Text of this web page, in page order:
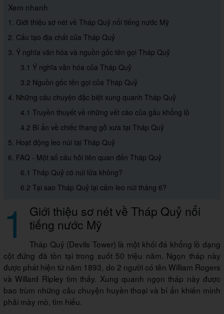
Xem nhanh
1. Giới thiệu sơ nét về Tháp Quỷ nổi tiếng nước Mỹ
2. Cấu tạo địa chất của Tháp Quỷ
3. Ý nghĩa văn hóa và nguồn gốc tên gọi Tháp Quỷ
3.1 Ý nghĩa văn hóa của Tháp Quỷ
3.2 Nguồn gốc tên gọi của Tháp Quỷ
4. Những câu chuyện đặc biệt xung quanh Tháp Quỷ
4.1 Truyền thuyết về những vết cào của gấu khổng lồ
4.2 Bí ẩn về chiếc thang gỗ xưa tại Tháp Quỷ
5. Hoạt động leo núi tại Tháp Quỷ
6. FAQ - Một số câu hỏi liên quan đến Tháp Quỷ
6.1 Tháp Quỷ có núi lửa không?
6.2 Tại sao Tháp Quỷ lại cấm leo núi tháng 6?
1 Giới thiệu sơ nét về Tháp Quỷ nổi
tiếng nước Mỹ
Tháp Quỷ (Devils Tower) là một khối đá khổng lồ dạng
cột đứng đã tồn tại trong suốt 50 triệu năm. Ngọn tháp này
được phát hiện từ năm 1893, do 2 người có tên William Rogers
và Willard Ripley tìm thấy. Xung quanh ngọn tháp này được
bao trùm những câu chuyện huyền thoại và bí ẩn khiến mình
phải mày mò, tìm hiểu.